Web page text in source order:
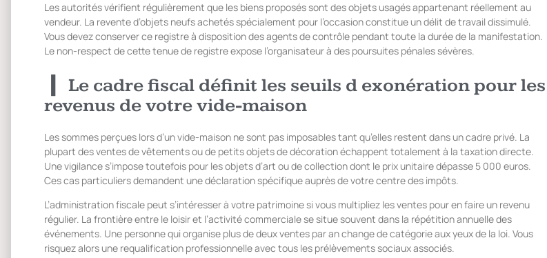
Les autorités vérifient régulièrement que les biens proposés sont des objets usagés appartenant réellement au
vendeur. La revente d’objets neufs achetés spécialement pour l’occasion constitue un délit de travail dissimulé.
Vous devez conserver ce registre à disposition des agents de contrôle pendant toute la durée de la manifestation.
Le non-respect de cette tenue de registre expose l’organisateur à des poursuites pénales sévères.
Le cadre fiscal définit les seuils d exonération pour les
revenus de votre vide-maison
Les sommes perçues lors d’un vide-maison ne sont pas imposables tant qu’elles restent dans un cadre privé. La
plupart des ventes de vêtements ou de petits objets de décoration échappent totalement à la taxation directe.
Une vigilance s’impose toutefois pour les objets d’art ou de collection dont le prix unitaire dépasse 5 000 euros.
Ces cas particuliers demandent une déclaration spécifique auprès de votre centre des impôts.
L’administration fiscale peut s’intéresser à votre patrimoine si vous multipliez les ventes pour en faire un revenu
régulier. La frontière entre le loisir et l’activité commerciale se situe souvent dans la répétition annuelle des
événements. Une personne qui organise plus de deux ventes par an change de catégorie aux yeux de la loi. Vous
risquez alors une requalification professionnelle avec tous les prélèvements sociaux associés.